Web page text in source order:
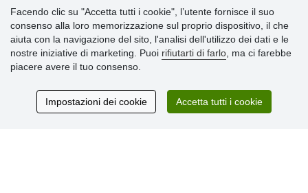
» Impostazioni dei cookie
» Termini & Condizioni
» Informativa sulla Privacy
» Consegna e pagamento
» Garanzia e resi
Facendo clic su "Accetta tutti i cookie", l’utente fornisce il suo
consenso alla loro memorizzazione sul proprio dispositivo, il che
aiuta con la navigazione del sito, l'analisi dell'utilizzo dei dati e le
nostre iniziative di marketing. Puoi rifiutarti di farlo , ma ci farebbe
piacere avere il tuo consenso.
Impostazioni dei cookie Accetta tutti i cookie